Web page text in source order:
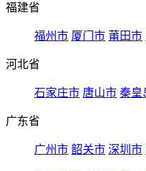
福建省
福州市 厦门市 莆田市
河北省
石家庄市 唐山市 秦皇
广东省
广州市 韶关市 深圳市